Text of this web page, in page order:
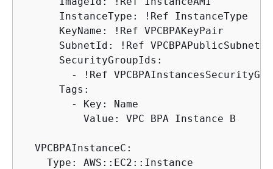
      InstanceType: !Ref InstanceType
      KeyName: !Ref VPCBPAKeyPair
      SubnetId: !Ref VPCBPAPublicSubnetB
      SecurityGroupIds:
- !Ref
      Tags:
        - Key: Name
          Value: VPC BPA Instance B
  VPCBPAInstanceC:
    Type: AWS::EC2::Instance